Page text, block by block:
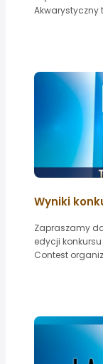
Akwarystyczny
Wyniki
Zapraszamy
edycji
Contest